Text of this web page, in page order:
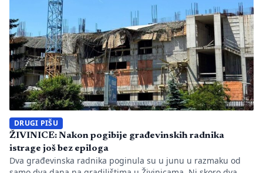
DRUGI PIŠU
ŽIVINICE: Nakon pogibije građevinskih radnika
istrage još bez epiloga
Dva građevinska radnika poginula su u junu u razmaku od